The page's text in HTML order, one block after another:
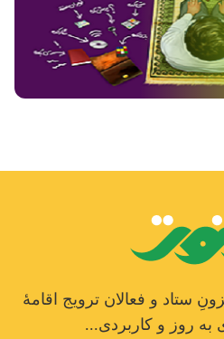
ستاد و فعالان ترویج اقامۀ
به روز و کاربردی...